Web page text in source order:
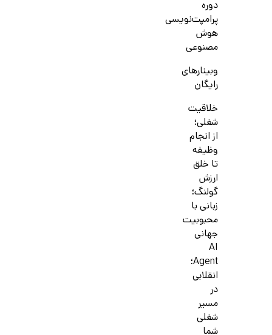
دوره
پرامپت‌نویسی
هوش
مصنوعی
وبینارهای
رایگان
خلاقیت
شغلی؛
از انجام
وظیفه
تا خلق
ارزش
گولنگ؛
زبانی با
محبوبیت
جهانی
AI
Agent؛
انقلابی
در
مسیر
شغلی